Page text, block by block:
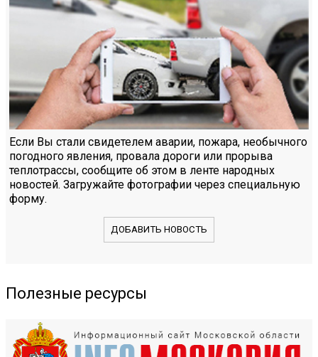
Если Вы стали свидетелем аварии, пожара, необычного
погодного явления, провала дороги или прорыва
теплотрассы, сообщите об этом в ленте народных
новостей. Загружайте фотографии через специальную
форму.
ДОБАВИТЬ НОВОСТЬ
Полезные ресурсы